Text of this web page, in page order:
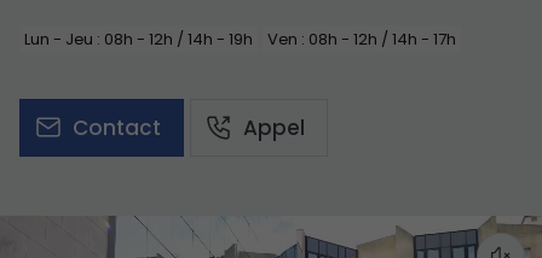
Lun - Jeu : 08h - 12h / 14h - 19h Ven : 08h - 12h / 14h - 17h
Contact Appel